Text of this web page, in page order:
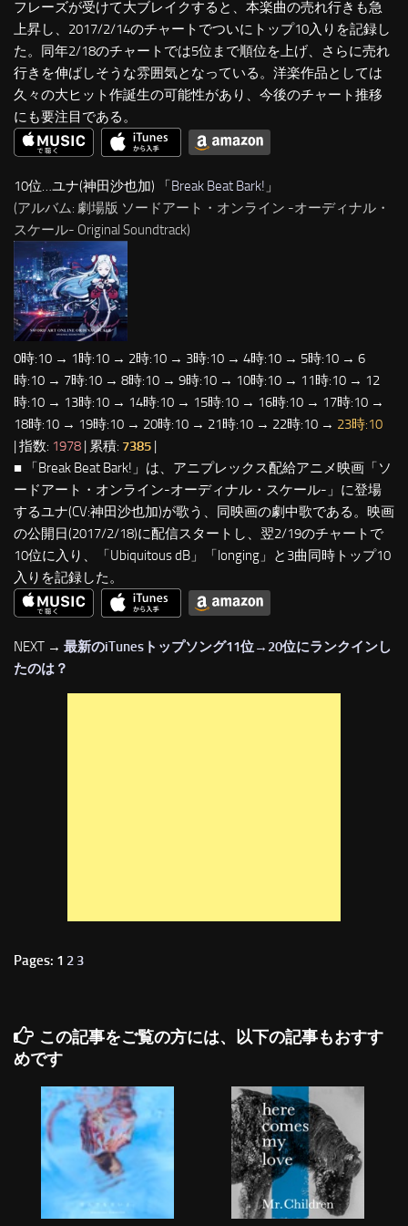
フレーズが受けて大ブレイクすると、本楽曲の売れ行きも急
上昇し、2017/2/14のチャートでついにトップ10入りを記録し
た。同年2/18のチャートでは5位まで順位を上げ、さらに売れ
行きを伸ばしそうな雰囲気となっている。洋楽作品としては
久々の大ヒット作誕生の可能性があり、今後のチャート推移
にも要注目である。
10位…ユナ(神田沙也加) 「Break Beat Bark! 」
(アルバム: 劇場版 ソードアート・オンライン -オーディナル・
スケール- Original Soundtrack)
0時:10 → 1時:10 → 2時:10 → 3時:10 → 4時:10 → 5時:10 → 6
時:10 → 7時:10 → 8時:10 → 9時:10 → 10時:10 → 11時:10 → 12
時:10 → 13時:10 → 14時:10 → 15時:10 → 16時:10 → 17時:10 →
18時:10 → 19時:10 → 20時:10 → 21時:10 → 22時:10 → 23時:10
| 指数: 1978 | 累積: 7385 |
■ 「Break Beat Bark!」は、アニプレックス配給アニメ映画「ソ
ードアート・オンライン-オーディナル・スケール-」に登場
するユナ(CV:神田沙也加)が歌う、同映画の劇中歌である。映画
の公開日(2017/2/18)に配信スタートし、翌2/19のチャートで
10位に入り、「Ubiquitous dB」「longing」と3曲同時トップ10
入りを記録した。
NEXT → 最新のiTunesトップソング11位→20位にランクインし
たのは？
Pages: 1 2 3
この記事をご覧の方には、以下の記事もおすす
めです